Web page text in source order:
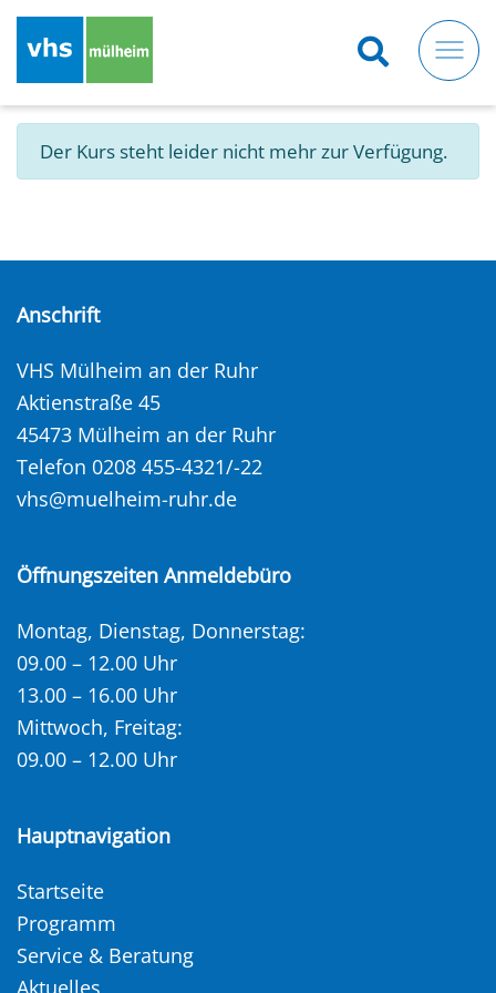
Der Kurs steht leider nicht mehr zur Verfügung.
Anschrift
VHS Mülheim an der Ruhr
Aktienstraße 45
45473 Mülheim an der Ruhr
Telefon 0208 455-4321/-22
vhs@muelheim-ruhr.de
Öffnungszeiten Anmeldebüro
Montag, Dienstag, Donnerstag:
09.00 – 12.00 Uhr
13.00 – 16.00 Uhr
Mittwoch, Freitag:
09.00 – 12.00 Uhr
Hauptnavigation
Startseite
Programm
Service & Beratung
Aktuelles